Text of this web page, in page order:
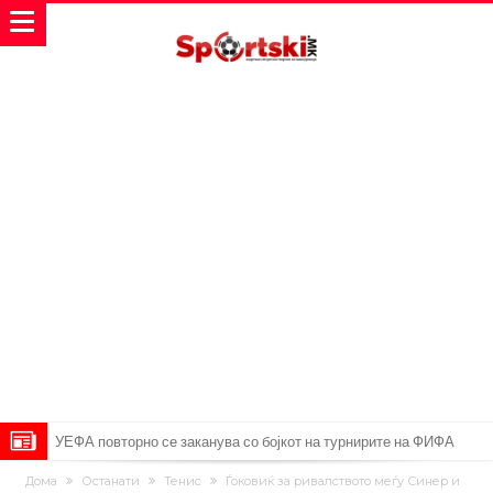
УЕФА повторно се заканува со бојкот на турнирите на ФИФА
поради Инфантино
Мурињо бесен поради одлуката на Реал: Протекоа детали од
Дома Останати Тенис
Ѓоковиќ за ривалството меѓу Синер и